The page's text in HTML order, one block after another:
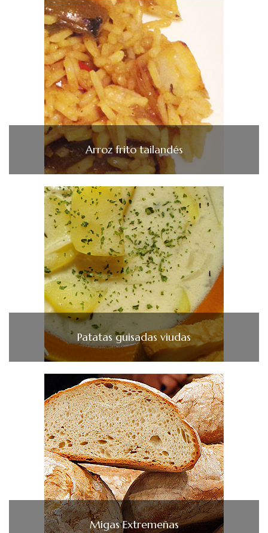
Arroz frito tailandés
Patatas guisadas viudas
Migas Extremeñas